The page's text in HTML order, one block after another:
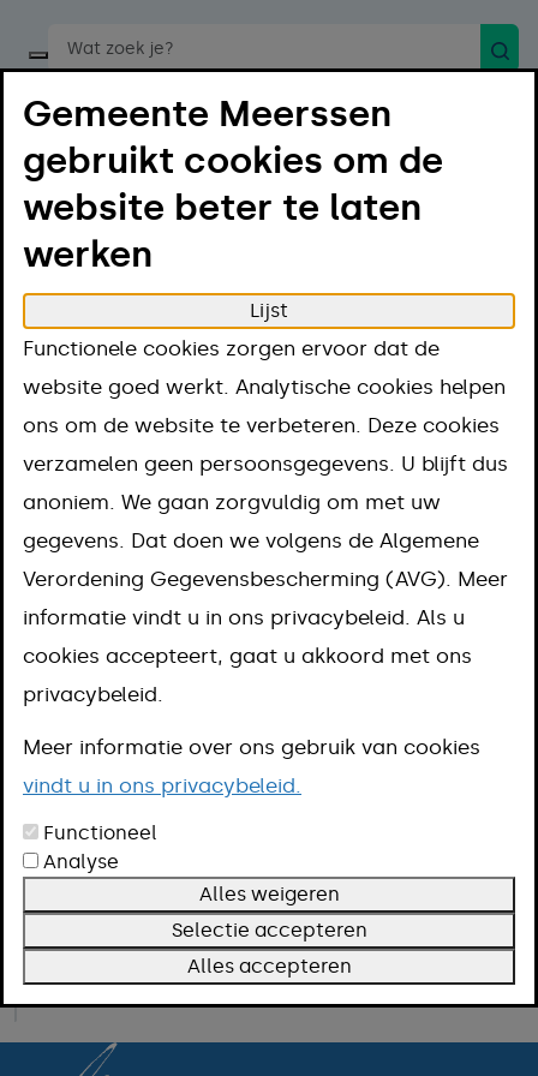
Start een spraakopdracht
Menu
Home Regelen
Contact en openingstijden
Idee of initiatief
Idee of initiatief
Digitale buurtpreventieteams
Geld of spullen inzamelen voor een goed
doel
Koninklijke onderscheiding aanvragen
Predicaat hofleverancier of koninklijk
aanvragen
Initiatief indienen
Gemeente Meerssen
gebruikt cookies om de
website beter te laten
werken
Lijst
Functionele cookies zorgen ervoor dat de
website goed werkt. Analytische cookies helpen
ons om de website te verbeteren. Deze cookies
verzamelen geen persoonsgegevens. U blijft dus
anoniem. We gaan zorgvuldig om met uw
gegevens. Dat doen we volgens de Algemene
Verordening Gegevensbescherming (AVG). Meer
informatie vindt u in ons privacybeleid. Als u
cookies accepteert, gaat u akkoord met ons
privacybeleid.
Meer informatie over ons gebruik van cookies
vindt u in ons privacybeleid.
Functioneel
Analyse
Alles weigeren
Selectie accepteren
Alles accepteren